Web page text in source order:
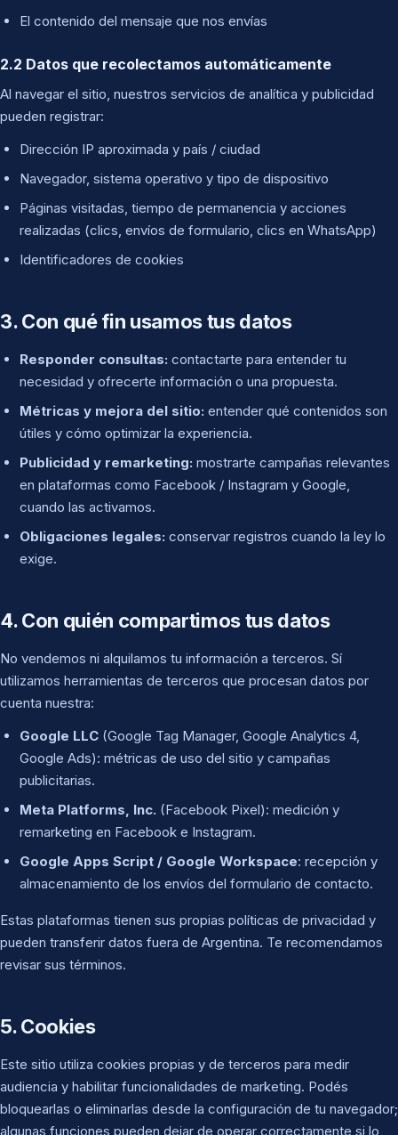
El contenido del mensaje que nos envías
2.2 Datos que recolectamos automáticamente
Al navegar el sitio, nuestros servicios de analítica y publicidad
pueden registrar:
Dirección IP aproximada y país / ciudad
Navegador, sistema operativo y tipo de dispositivo
Páginas visitadas, tiempo de permanencia y acciones
realizadas (clics, envíos de formulario, clics en WhatsApp)
Identificadores de cookies
3. Con qué fin usamos tus datos
Responder consultas: contactarte para entender tu
necesidad y ofrecerte información o una propuesta.
Métricas y mejora del sitio: entender qué contenidos son
útiles y cómo optimizar la experiencia.
Publicidad y remarketing: mostrarte campañas relevantes
en plataformas como Facebook / Instagram y Google,
cuando las activamos.
Obligaciones legales: conservar registros cuando la ley lo
exige.
4. Con quién compartimos tus datos
No vendemos ni alquilamos tu información a terceros. Sí
utilizamos herramientas de terceros que procesan datos por
cuenta nuestra:
Google LLC (Google Tag Manager, Google Analytics 4,
Google Ads): métricas de uso del sitio y campañas
publicitarias.
Meta Platforms, Inc. (Facebook Pixel): medición y
remarketing en Facebook e Instagram.
Google Apps Script / Google Workspace: recepción y
almacenamiento de los envíos del formulario de contacto.
Estas plataformas tienen sus propias políticas de privacidad y
pueden transferir datos fuera de Argentina. Te recomendamos
revisar sus términos.
5. Cookies
Este sitio utiliza cookies propias y de terceros para medir
audiencia y habilitar funcionalidades de marketing. Podés
bloquearlas o eliminarlas desde la configuración de tu navegador;
algunas funciones pueden dejar de operar correctamente si lo